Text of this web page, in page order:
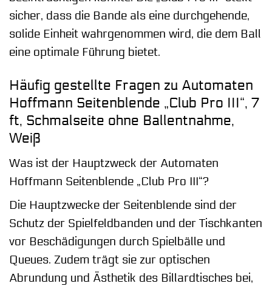
sicher, dass die Bande als eine durchgehende,
solide Einheit wahrgenommen wird, die dem Ball
eine optimale Führung bietet.
Häufig gestellte Fragen zu Automaten
Hoffmann Seitenblende „Club Pro III“, 7
ft, Schmalseite ohne Ballentnahme,
Weiß
Was ist der Hauptzweck der Automaten
Hoffmann Seitenblende „Club Pro III“?
Die Hauptzwecke der Seitenblende sind der
Schutz der Spielfeldbanden und der Tischkanten
vor Beschädigungen durch Spielbälle und
Queues. Zudem trägt sie zur optischen
Abrundung und Ästhetik des Billardtisches bei,